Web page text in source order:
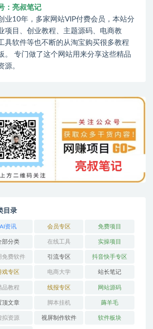
：亮叔笔记
业10年，多家网站VIP付费会员，本站分
项目、创业教程、主题源码、电商教
具软件等也不断的从淘宝购买很多教程
。 专门做了这个网站用来分享这些精品
源。
目录
AI资讯 会员专区 免费项目
部分类 在线工具 实操项目
免费软件 引流专区 抖音快手专区
戏专区 电商大学 站长笔记
品教程 线报专区 网站源码
顶文章 脚本挂机 薅羊毛
拟资源 视屏制作软件 软件板块